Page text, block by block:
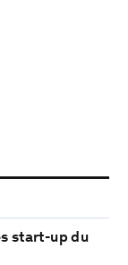
start-up du